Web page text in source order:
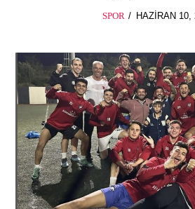
SPOR
POSTED
HAZIRAN 10,